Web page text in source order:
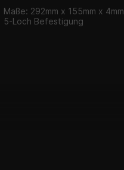
Maße: 292mm x 155mm x 4mm
5-Loch Befestigung